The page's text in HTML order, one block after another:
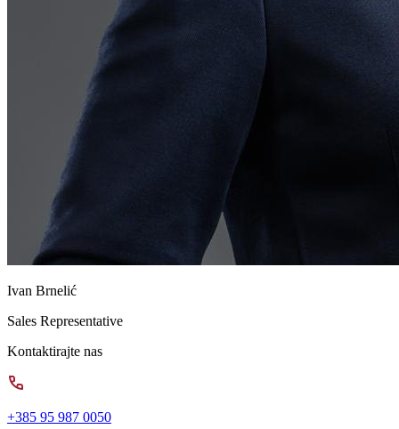
Ivan Brnelić
Sales Representative
Kontaktirajte nas
+385 95 987 0050